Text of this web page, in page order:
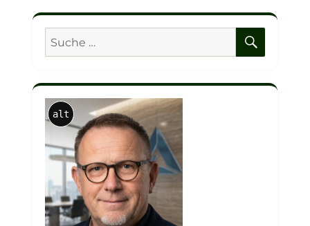
Suche
nach:
alt